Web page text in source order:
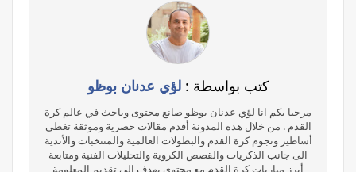
كتب بواسطة :لؤي عدنان بوظو
مرحبا بكم انا لؤي عدنان بوظو صانع محتوى وباحث في عالم كرة
القدم . من خلال هذه المدونة أقدم مقالات حصرية وموثقة تغطي
أساطير ونجوم كرة القدم والبطولات العالمية والمنتخبات والأندية
الى جانب الذكريات والقصص الكروية والتحليلات الفنية ومتابعة
أبرز مباريات كرة القدم مع محتوى يهدف الى تقديم المعلومة